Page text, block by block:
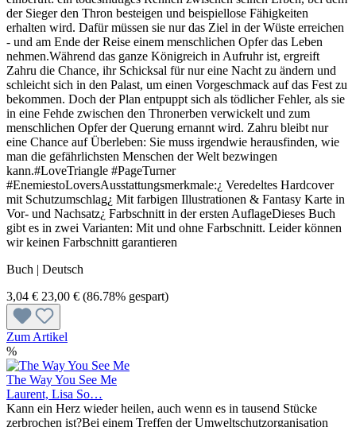
der Sieger den Thron besteigen und beispiellose Fähigkeiten
erhalten wird. Dafür müssen sie nur das Ziel in der Wüste erreichen
- und am Ende der Reise einem menschlichen Opfer das Leben
nehmen.Während das ganze Königreich in Aufruhr ist, ergreift
Zahru die Chance, ihr Schicksal für nur eine Nacht zu ändern und
schleicht sich in den Palast, um einen Vorgeschmack auf das Fest zu
bekommen. Doch der Plan entpuppt sich als tödlicher Fehler, als sie
in eine Fehde zwischen den Thronerben verwickelt und zum
menschlichen Opfer der Querung ernannt wird. Zahru bleibt nur
eine Chance auf Überleben: Sie muss irgendwie herausfinden, wie
man die gefährlichsten Menschen der Welt bezwingen
kann.#LoveTriangle #PageTurner
#EnemiestoLoversAusstattungsmerkmale:¿ Veredeltes Hardcover
mit Schutzumschlag¿ Mit farbigen Illustrationen & Fantasy Karte in
Vor- und Nachsatz¿ Farbschnitt in der ersten AuflageDieses Buch
gibt es in zwei Varianten: Mit und ohne Farbschnitt. Leider können
wir keinen Farbschnitt garantieren
Buch | Deutsch
3,04 € 23,00 € (86.78% gespart)
Zum Artikel
%
The Way You See Me
Laurent, Lisa So…
Kann ein Herz wieder heilen, auch wenn es in tausend Stücke
zerbrochen ist?Bei einem Treffen der Umweltschutzorganisation